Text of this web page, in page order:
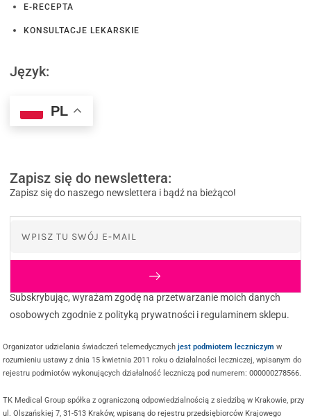
E-RECEPTA
KONSULTACJE LEKARSKIE
Język:
PL
Zapisz się do newslettera:
Zapisz się do naszego newslettera i bądź na bieżąco!
Subskrybując, wyrażam zgodę na przetwarzanie moich danych
osobowych zgodnie z polityką prywatności i regulaminem sklepu.
Organizator udzielania świadczeń telemedycznychjest podmiotem leczniczym w
rozumieniu ustawy z dnia 15 kwietnia 2011 roku o działalności leczniczej, wpisanym do
rejestru podmiotów wykonujących działalność leczniczą pod numerem: 000000278566.
TK Medical Group spółka z ograniczoną odpowiedzialnością z siedzibą w Krakowie, przy
ul. Olszańskiej 7, 31-513 Kraków, wpisaną do rejestru przedsiębiorców Krajowego